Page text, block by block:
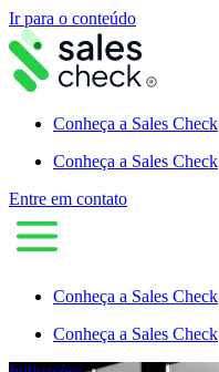
Ir para o conteúdo
Conheça a Sales Check
Conheça a Sales Check
Entre em contato
Conheça a Sales Check
Conheça a Sales Check